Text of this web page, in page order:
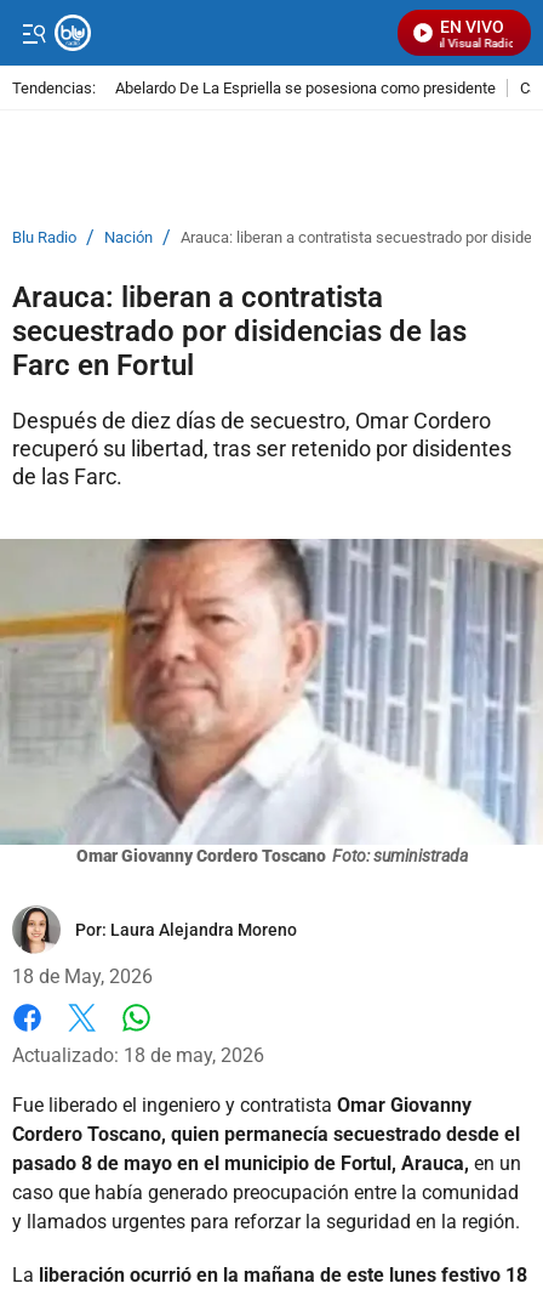
EN VIVO
Señal Visual Radio
Tendencias: Abelardo De La Espriella se posesiona como presidente
Blu Radio / Nación / Arauca: liberan a contratista secuestrado por
Arauca: liberan a contratista
secuestrado por disidencias de las
Farc en Fortul
Después de diez días de secuestro, Omar Cordero
recuperó su libertad, tras ser retenido por disidentes
de las Farc.
Omar Giovanny Cordero Toscano Foto: suministrada
Por: Laura Alejandra Moreno
18 de May, 2026
Facebook
X
Actualizado: 18 de may, 2026
Fue liberado el ingeniero y contratista Omar Giovanny
Cordero Toscano, quien permanecía secuestrado desde el
pasado 8 de mayo en el municipio de Fortul, Arauca, en un
caso que había generado preocupación entre la comunidad
y llamados urgentes para reforzar la seguridad en la región.
La liberación ocurrió en la mañana de este lunes festivo 18